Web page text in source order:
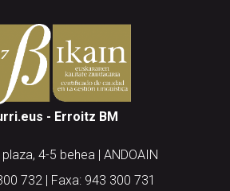
- Erroitz BM
4-5 behea | ANDOAIN
732 | Faxa: 943 300 731